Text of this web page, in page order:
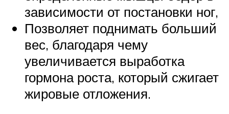
зависимости от постановки ног,
Позволяет поднимать больший
вес, благодаря чему
увеличивается выработка
гормона роста, который сжигает
жировые отложения.